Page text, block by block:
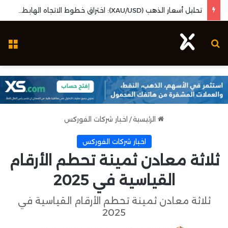
تحليل أسعار الذهب (XAU/USD): اختراق خطوط الاتجاه الهابطة وزخم بيانات البطالة الأمريكية
بحث عن
الرئيسية/ اخبار شركات الفوركس
اخبار شركات الفوركس
ثلاثة معادن ثمينة تحطم الأرقام
القياسية في 2025
ثلاثة معادن ثمينة تحطم الأرقام القياسية في
2025